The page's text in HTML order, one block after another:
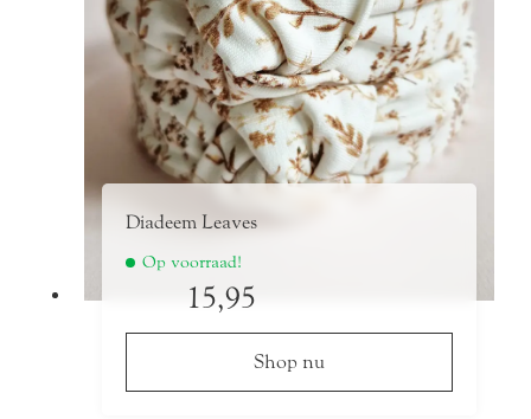
Diadeem Leaves
Op voorraad!
15,95
Shop nu